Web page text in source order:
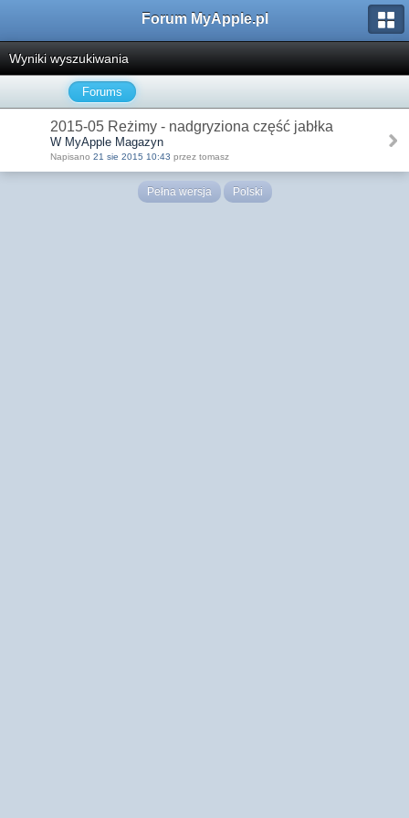
Forum MyApple.pl
Wyniki wyszukiwania
Forums
2015-05 Reżimy - nadgryziona część jabłka
W MyApple Magazyn
Napisano 21 sie 2015 10:43 przez tomasz
Pełna wersja Polski